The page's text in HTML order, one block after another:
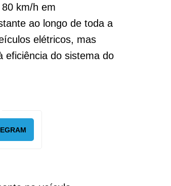
km/h em
ao longo de toda a
elétricos, mas
eficiência do sistema do